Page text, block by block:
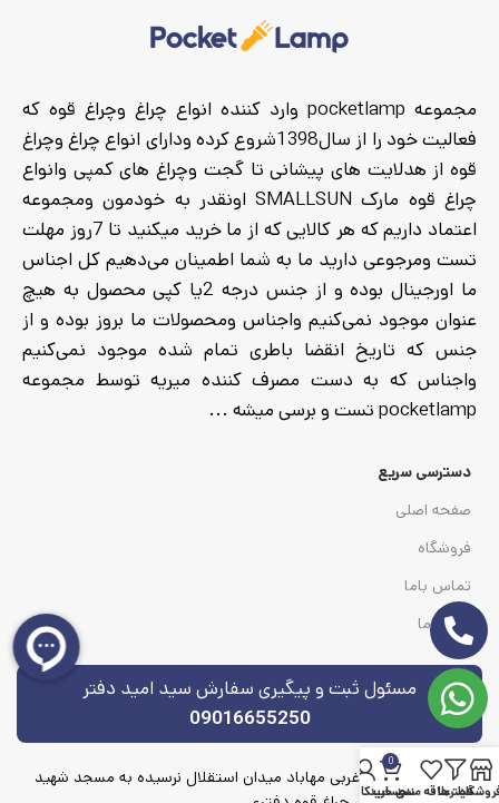
مجموعه pocketlamp وارد کننده انواع چراغ وچراغ قوه که
فعالیت خود را از سال1398شروع کرده ودارای انواع چراغ وچراغ
قوه از هدلایت های پیشانی تا گجت وچراغ های کمپی وانواع
چراغ قوه مارک SMALLSUN اونقدر به خودمون ومجموعه
اعتماد داریم که هر کالایی که از ما خرید میکنید تا 7روز مهلت
تست ومرجوعی دارید ما به شما اطمینان می‌دهیم کل اجناس
ما اورجینال بوده و از جنس درجه 2یا کپی محصول به هیچ
عنوان موجود نمی‌کنیم واجناس ومحصولات ما بروز بوده و از
جنس که تاریخ انقضا باطری تمام شده موجود نمی‌کنیم
واجناس که به دست مصرف کننده میریه توسط مجموعه
pocketlamp تست و برسی میشه ...
دسترسی سریع
صفحه اصلی
فروشگاه
تماس باما
درباره ما
مسئول ثبت و پیگیری سفارش سید امید دفتر
09016655250
آدرس آذربایجان غربی مهاباد میدان استقلال نرسیده به مسجد شهید
فیلترهاعلاقه مندی
0
سبد خرید
حساب کاربری من